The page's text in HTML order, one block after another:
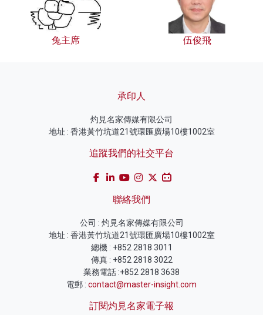
兔主席 伍俊飛
承印人
灼見名家傳媒有限公司
地址 : 香港黃竹坑道21號環匯廣場10樓1002室
追蹤我們的社交平台
聯絡我們
公司 : 灼見名家傳媒有限公司
地址 : 香港黃竹坑道21號環匯廣場10樓1002室
總機 : +852 2818 3011
傳真 : +852 2818 3022
業務電話 :+852 2818 3638
電郵 : contact@master-insight.com
訂閱灼見名家電子報